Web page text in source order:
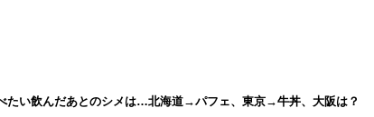
たい飲んだあとのシメは…北海道→パフェ、東京→牛丼、大阪は？